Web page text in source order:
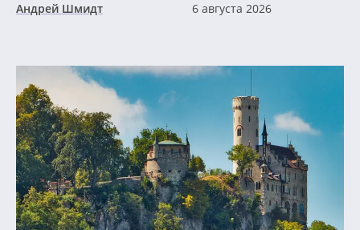
Андрей Шмидт
6 августа 2026